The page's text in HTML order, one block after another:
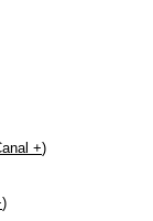
+)
)